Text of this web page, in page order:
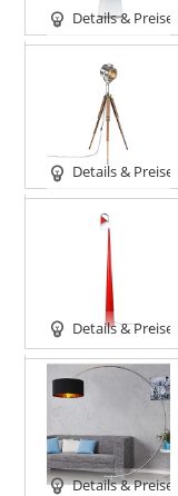
Details & Preise
Details & Preise
Details & Preise
Details & Preise